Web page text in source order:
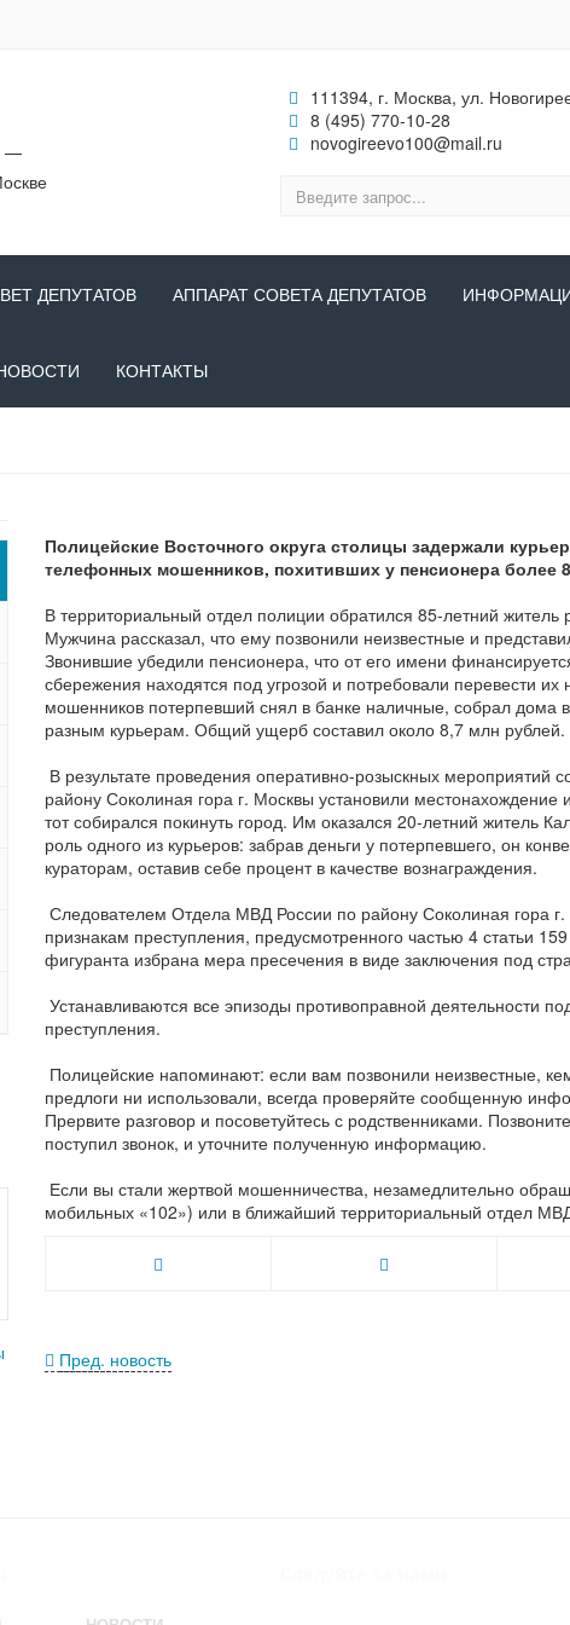
—
111394, г. Москва, ул.
8 (495) 770-10-28
novogireevo100@mail.ru
ДЕПУТАТОВ АППАРАТ СОВЕТА ДЕПУТАТОВ
КОНТАКТЫ
Полицейские Восточного округа столицы задержали
телефонных мошенников, похитивших у пенсионера более
В территориальный отдел полиции обратился 85-летний
Мужчина рассказал, что ему позвонили неизвестные и
Звонившие убедили пенсионера, что от его имени
сбережения находятся под угрозой и потребовали перевести
мошенников потерпевший снял в банке наличные, собрал дома
разным курьерам. Общий ущерб составил около 8,7 млн рублей.
В результате проведения оперативно-розыскных мероприятий
району Соколиная гора г. Москвы установили местонахождение
тот собирался покинуть город. Им оказался 20-летний житель
роль одного из курьеров: забрав деньги у потерпевшего, он
кураторам, оставив себе процент в качестве вознаграждения.
Следователем Отдела МВД России по району Соколиная гора
признакам преступления, предусмотренного частью 4 статьи
фигуранта избрана мера пресечения в виде заключения под
Устанавливаются все эпизоды противоправной деятельности
преступления.
Полицейские напоминают: если вам позвонили неизвестные,
предлоги ни использовали, всегда проверяйте сообщенную
Прервите разговор и посоветуйтесь с родственниками.
поступил звонок, и уточните полученную информацию.
Если вы стали жертвой мошенничества, незамедлительно
мобильных «102») или в ближайший территориальный отдел
Пред. новость